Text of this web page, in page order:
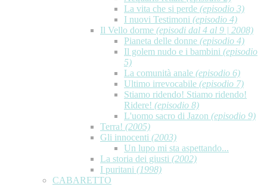
La vita che si perde (episodio 3)
I nuovi Testimoni (episodio 4)
Il Vello dorme (episodi dal 4 al 9 | 2008)
Pianeta delle donne (episodio 4)
Il golem nudo e i bambini (episodio
5)
La comunità anale (episodio 6)
Ultimo irrevocabile (episodio 7)
Stiamo ridendo! Stiamo ridendo!
Ridere! (episodio 8)
L'uomo sacro di Jazon (episodio 9)
Terra! (2005)
Gli innocenti (2003)
Un lupo mi sta aspettando...
La storia dei giusti (2002)
I puritani (1998)
CABARETTO